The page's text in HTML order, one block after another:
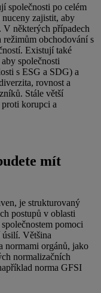
společnosti po celém
nuceny zajistit, aby
V některých případech
režimům obchodování s
Existují také
společnosti
s ESG a SDG) a
rovnost a
Stále větší
proti korupci a
mít
je strukturovaný
postupů v oblasti
pomoci
Většina
normami orgánů, jako
normalizačních
norma GFSI